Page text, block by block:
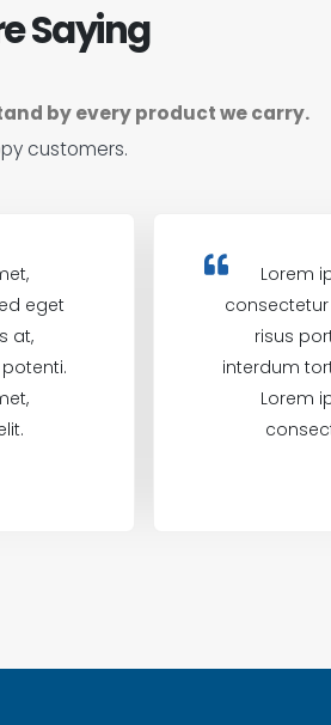
Saying
by every product we carry.
customers.
eget
at,
Lorem
risus
interdum
Lorem